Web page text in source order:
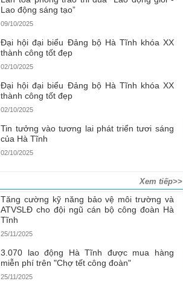
Lao động sáng tạo”
09/10/2025
Đại hội đại biểu Đảng bộ Hà Tĩnh khóa XX
thành công tốt đẹp
02/10/2025
Đại hội đại biểu Đảng bộ Hà Tĩnh khóa XX
thành công tốt đẹp
02/10/2025
Tin tưởng vào tương lai phát triển tươi sáng
của Hà Tĩnh
02/10/2025
Xem tiếp>>
Tăng cường kỹ năng bảo vệ môi trường và
ATVSLĐ cho đội ngũ cán bộ công đoàn Hà
Tĩnh
25/11/2025
3.070 lao động Hà Tĩnh được mua hàng
miễn phí trên "Chợ tết công đoàn"
25/11/2025